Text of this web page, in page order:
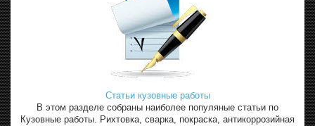
Статьи кузовные работы
В этом разделе собраны наиболее популяные статьи по
Кузовные работы. Рихтовка, сварка, покраска, антикоррозийная